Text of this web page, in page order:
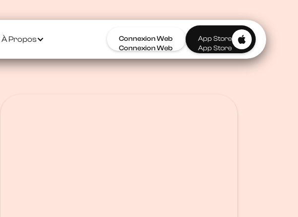
À Propos
Connexion Web
Connexion Web
App Store
App Store